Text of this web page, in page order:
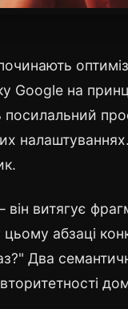
починають
Google на
витягує
абзаці
Два